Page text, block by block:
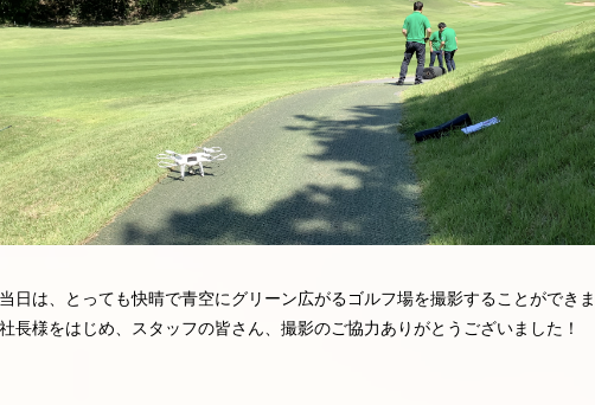
当日は、とっても快晴で青空にグリーン広がるゴルフ場を撮影することができ
社長様をはじめ、スタッフの皆さん、撮影のご協力ありがとうございました！